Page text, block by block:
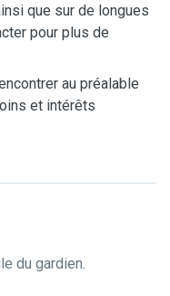
que sur de longues
pour plus de
au préalable
et intérêts
du gardien.